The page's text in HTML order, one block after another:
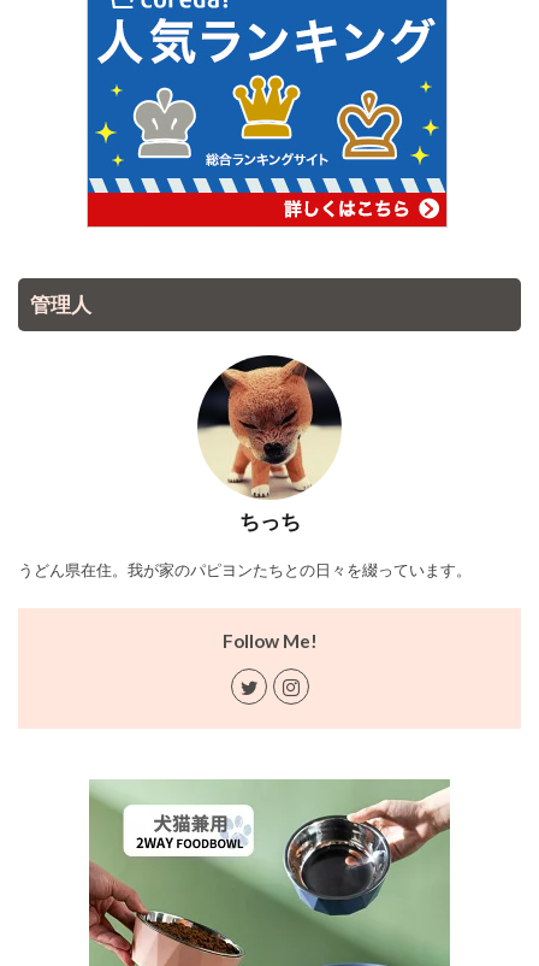
管理人
ちっち
うどん県在住。我が家のパピヨンたちとの日々を綴っています。
Follow Me!